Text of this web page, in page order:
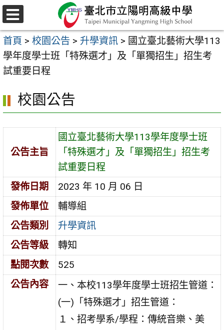
跳
至
主
要
內
區
選
單
首頁 > 校園公告 > 升學資訊 > 國立臺北藝術大學113
學年度學士班「特殊選才」及「單獨招生」招生考
試重要日程
校園公告
公告主旨
國立臺北藝術大學113學年度學士班
「特殊選才」及「單獨招生」招生考
試重要日程
發佈日期
2023 年 10 月 06 日
發佈單位
輔導組
公告類別
升學資訊
公告等級
轉知
點閱次數
525
公告內容
一、本校113學年度學士班招生管道：
(一)「特殊選才」招生管道：
１、招考學系/學程：傳統音樂、美